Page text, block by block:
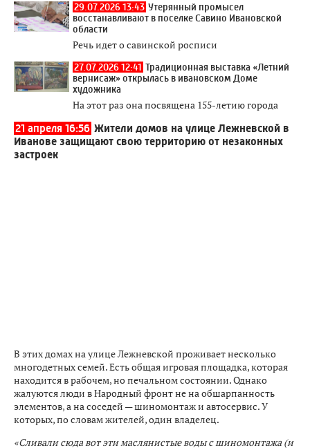
29.07.2026 13:43 Утерянный промысел
восстанавливают в поселке Савино Ивановской
области
Речь идет о савинской росписи
27.07.2026 12:41 Традиционная выставка «Летний
вернисаж» открылась в ивановском Доме
художника
На этот раз она посвящена 155-летию города
21 апреля 16:56 Жители домов на улице Лежневской в
Иванове защищают свою территорию от незаконных
застроек
В этих домах на улице Лежневской проживает несколько
многодетных семей. Есть общая игровая площадка, которая
находится в рабочем, но печальном состоянии. Однако
жалуются люди в Народный фронт не на обшарпанность
элементов, а на соседей — шиномонтаж и автосервис. У
которых, по словам жителей, один владелец.
«Сливали сюда вот эти маслянистые воды с шиномонтажа (и